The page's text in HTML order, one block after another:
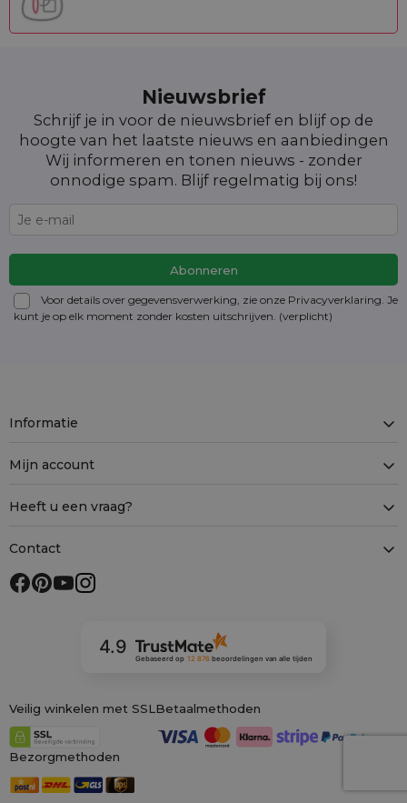
Nieuwsbrief
Schrijf je in voor de nieuwsbrief en blijf op de
hoogte van het laatste nieuws en aanbiedingen
Wij informeren en tonen nieuws - zonder
onnodige spam. Blijf regelmatig bij ons!
Voor details over gegevensverwerking, zie onze Privacyverklaring. Je
kunt je op elk moment zonder kosten uitschrijven . (verplicht)
Informatie
Mijn account
Heeft u een vraag?
Contact
4.9
Gebaseerd op 12 876beoordelingen van alle tijden
Veilig winkelen met SSL Betaalmethoden
Bezorgmethoden